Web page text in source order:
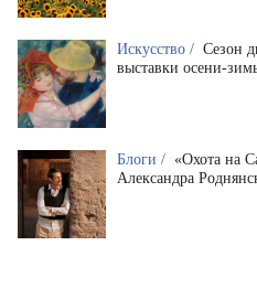
Искусство / Сезон
выставки осени-
Блоги / «Охота на
Александра